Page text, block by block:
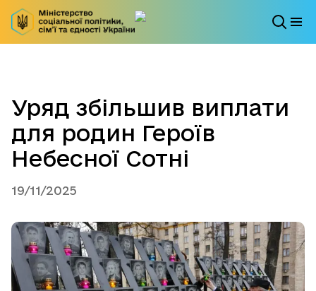
Уряд збільшив виплати
для родин Героїв
Небесної Сотні
19/11/2025